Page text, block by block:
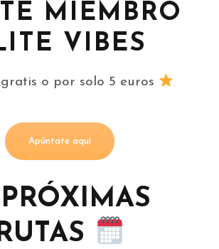
MIEMBRO
VIBES
o por solo 5 euros
Apúntate aquí
PRÓXIMAS